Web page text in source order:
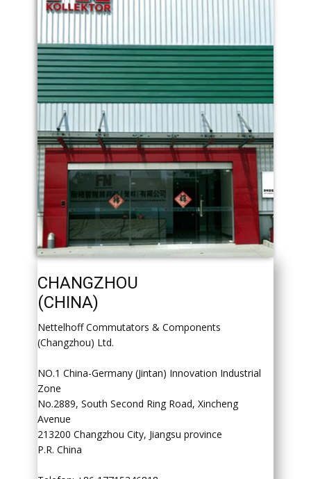
CHANGZHOU
(CHINA)
Nettelhoff Commutators & Components
(Changzhou) Ltd.
NO.1 China-Germany (Jintan) Innovation Industrial
Zone
No.2889, South Second Ring Road, Xincheng
Avenue
213200 Changzhou City, Jiangsu province
P.R. China